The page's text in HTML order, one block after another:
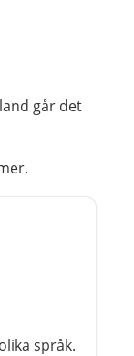
går det
språk.